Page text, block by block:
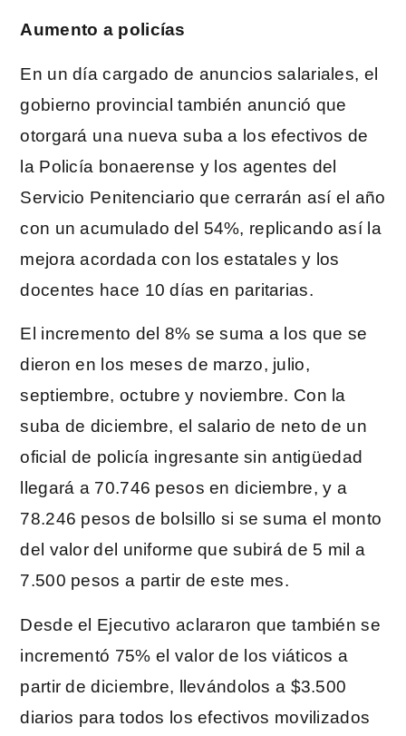
Aumento a policías
En un día cargado de anuncios salariales, el
gobierno provincial también anunció que
otorgará una nueva suba a los efectivos de
la Policía bonaerense y los agentes del
Servicio Penitenciario que cerrarán así el año
con un acumulado del 54%, replicando así la
mejora acordada con los estatales y los
docentes hace 10 días en paritarias.
El incremento del 8% se suma a los que se
dieron en los meses de marzo, julio,
septiembre, octubre y noviembre. Con la
suba de diciembre, el salario de neto de un
oficial de policía ingresante sin antigüedad
llegará a 70.746 pesos en diciembre, y a
78.246 pesos de bolsillo si se suma el monto
del valor del uniforme que subirá de 5 mil a
7.500 pesos a partir de este mes.
Desde el Ejecutivo aclararon que también se
incrementó 75% el valor de los viáticos a
partir de diciembre, llevándolos a $3.500
diarios para todos los efectivos movilizados